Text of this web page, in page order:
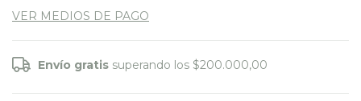
VER MEDIOS DE PAGO
Envío gratis superando los $200.000,00